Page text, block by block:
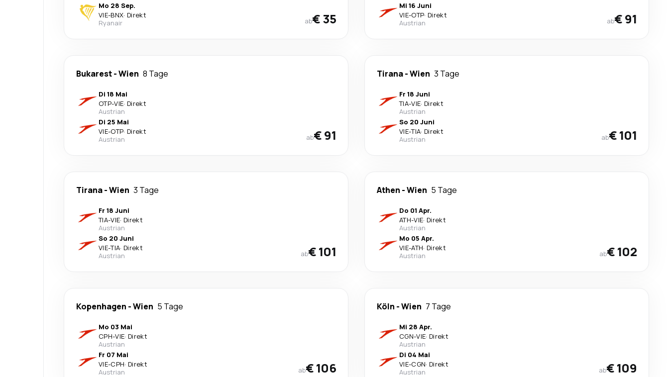
Mo 28 Sep.
VIE-BNX· Direkt
Ryanair
ab€ 35
Mi 16 Juni
VIE-OTP· Direkt
Austrian
ab€ 91
Bukarest-Wien 8 Tage
Di 18 Mai
OTP-VIE· Direkt
Austrian
Di 25 Mai
VIE-OTP· Direkt
Austrian
ab€ 91
Tirana-Wien 3 Tage
Fr 18 Juni
TIA-VIE· Direkt
Austrian
So 20 Juni
VIE-TIA· Direkt
Austrian
ab€ 101
Tirana-Wien 3 Tage
Fr 18 Juni
TIA-VIE· Direkt
Austrian
So 20 Juni
VIE-TIA· Direkt
Austrian
ab€ 101
Athen -Wien 5 Tage
Do 01 Apr.
ATH-VIE· Direkt
Austrian
Mo 05 Apr.
VIE-ATH· Direkt
Austrian
ab€ 102
Kopenhagen -Wien 5 Tage
Mo 03 Mai
CPH-VIE· Direkt
Austrian
Fr 07 Mai
VIE-CPH· Direkt
Austrian
ab€ 106
Köln -Wien 7 Tage
Mi 28 Apr.
CGN-VIE· Direkt
Austrian
Di 04 Mai
VIE-CGN· Direkt
Austrian
ab€ 109